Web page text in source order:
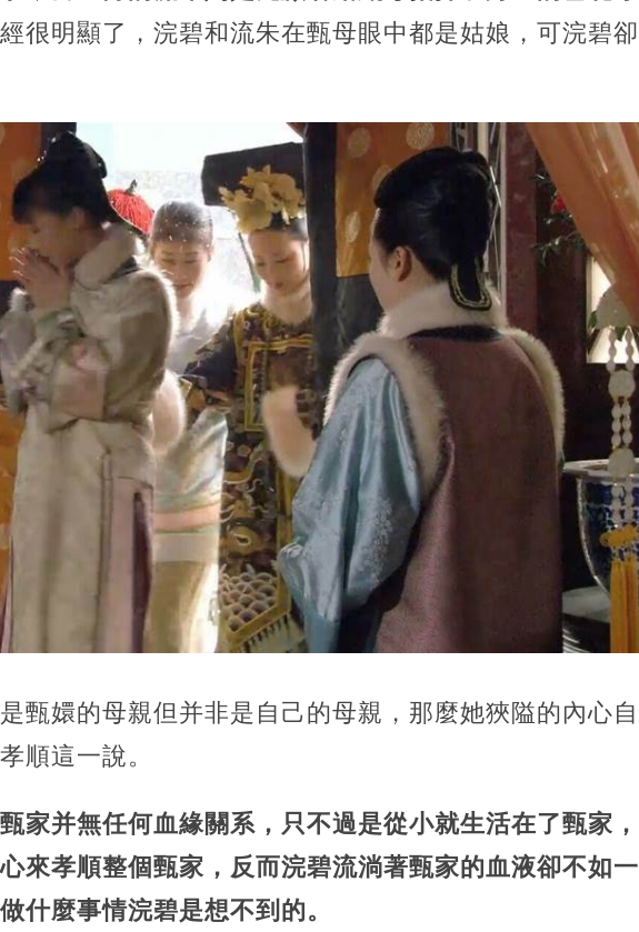
很明顯了，浣碧和流朱在甄母眼中都是姑娘，可浣碧卻
甄嬛的母親但并非是自己的母親，那麼她狹隘的內心自
順這一說。
家并無任何血緣關系，只不過是從小就生活在了甄家，
來孝順整個甄家，反而浣碧流淌著甄家的血液卻不如一
什麼事情浣碧是想不到的。